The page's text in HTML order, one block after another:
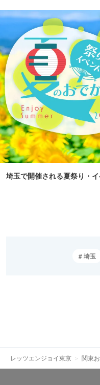
埼玉で開催される夏祭り・
埼玉
レッツエンジョイ東京 関東